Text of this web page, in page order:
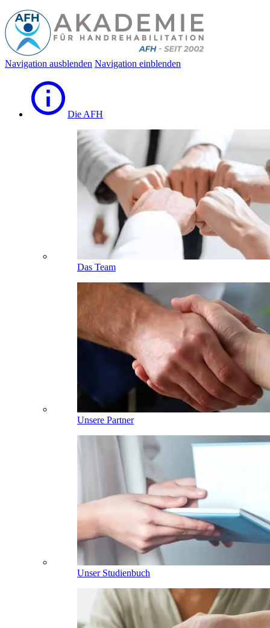
Navigation ausblenden Navigation einblenden
Die AFH
Das Team
Unsere Partner
Unser Studienbuch